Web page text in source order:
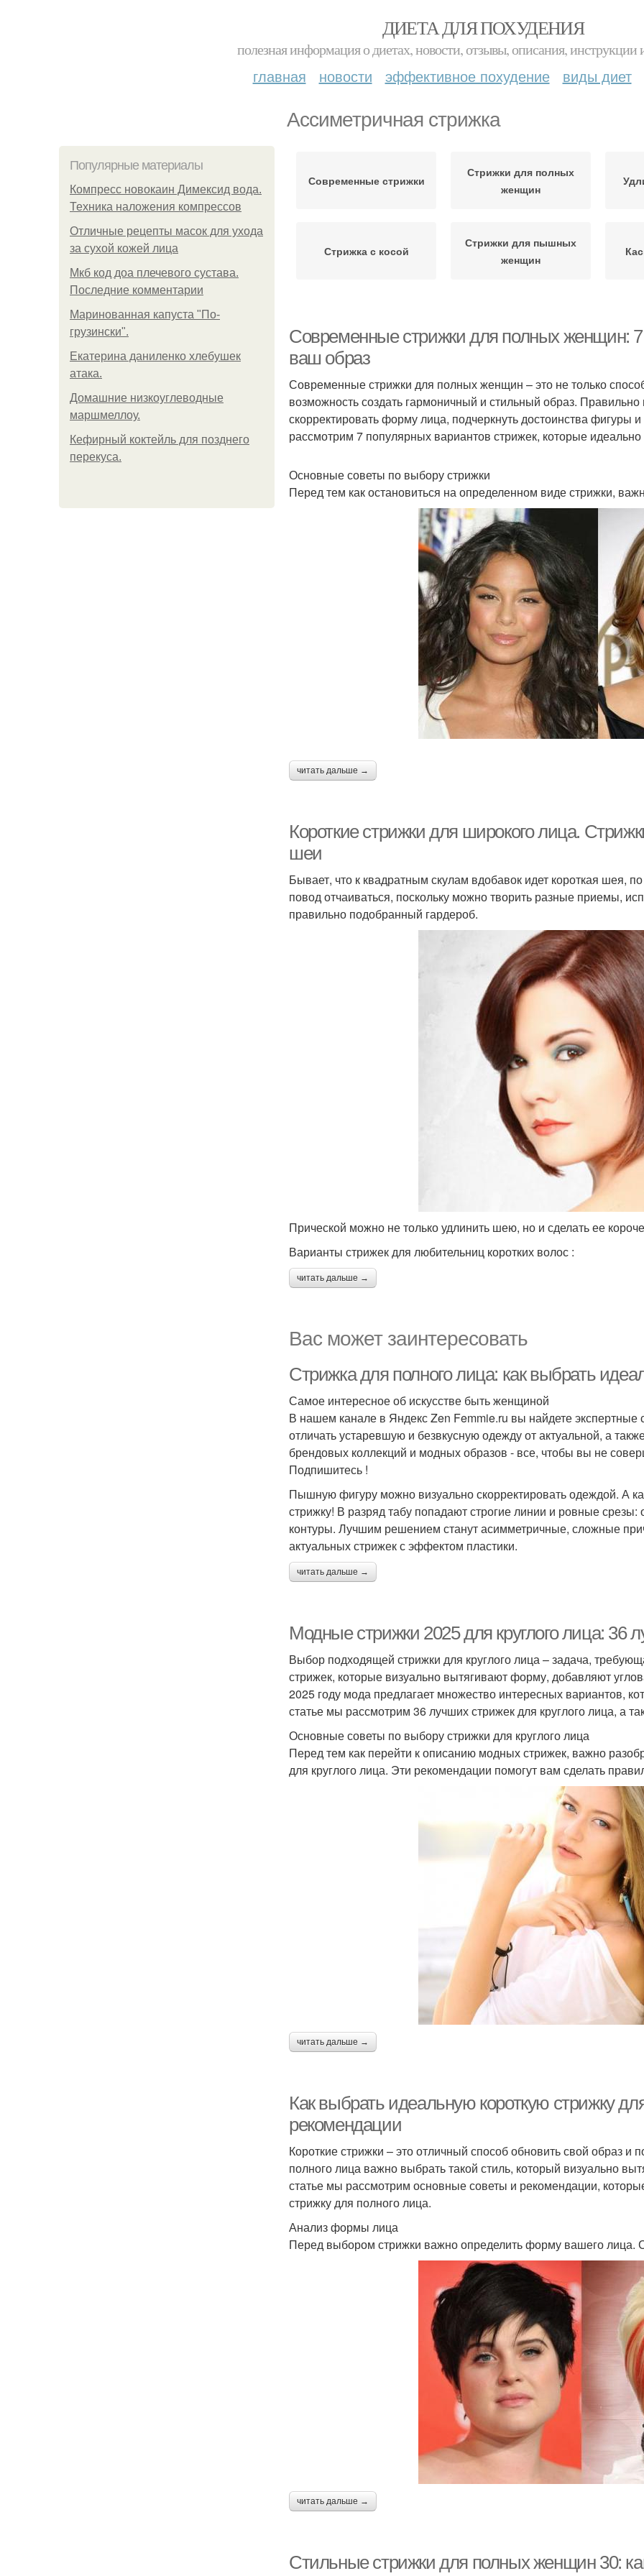
ДИЕТА ДЛЯ ПОХУДЕНИЯ
полезная информация о диетах, новости, отзывы, описания, инструкции
главная новости эффективное похудение виды диет
Ассиметричная стрижка
Популярные материалы
Компресс новокаин Димексид вода.
Техника наложения компрессов
Отличные рецепты масок для ухода
за сухой кожей лица
Мкб код доа плечевого сустава.
Последние комментарии
Маринованная капуста "По-
грузински".
Екатерина даниленко хлебушек
атака.
Домашние низкоуглеводные
маршмеллоу.
Кефирный коктейль для позднего
перекуса.
Современные стрижки
Стрижки для полных
женщин
Стрижка с косой
Стрижки для пышных
женщин
Стрижки для широкого
лица
Стрижки для полного
лица
квадратного лица
Современные стрижки для полных женщин: 7
ваш образ
Современные стрижки для полных женщин – это не только
возможность создать гармоничный и стильный образ.
скорректировать форму лица, подчеркнуть достоинства фигуры
рассмотрим 7 популярных вариантов стрижек, которые
Основные советы по выбору стрижки
Перед тем как остановиться на определенном виде стрижки,
читать дальше →
Короткие стрижки для широкого лица.
шеи
Бывает, что к квадратным скулам вдобавок идет короткая шея,
повод отчаиваться, поскольку можно творить разные приемы,
правильно подобранный гардероб.
Прической можно не только удлинить шею, но и сделать ее
Варианты стрижек для любительниц коротких волос :
читать дальше →
Вас может заинтересовать
Стрижка для полного лица: как выбрать
Самое интересное об искусстве быть женщиной
В нашем канале в Яндекс Zen Femmie.ru вы найдете экспертные
отличать устаревшую и безвкусную одежду от актуальной, а
брендовых коллекций и модных образов - все, чтобы вы не
Подпишитесь !
Пышную фигуру можно визуально скорректировать одеждой. А
стрижку! В разряд табу попадают строгие линии и ровные
контуры. Лучшим решением станут асимметричные, сложные
актуальных стрижек с эффектом пластики.
читать дальше →
Модные стрижки 2025 для круглого лица: 36
Выбор подходящей стрижки для круглого лица – задача,
стрижек, которые визуально вытягивают форму, добавляют
2025 году мода предлагает множество интересных вариантов,
статье мы рассмотрим 36 лучших стрижек для круглого лица, а
Основные советы по выбору стрижки для круглого лица
Перед тем как перейти к описанию модных стрижек, важно
для круглого лица. Эти рекомендации помогут вам сделать
читать дальше →
Как выбрать идеальную короткую стрижку
рекомендации
Короткие стрижки – это отличный способ обновить свой образ и
полного лица важно выбрать такой стиль, который визуально
статье мы рассмотрим основные советы и рекомендации,
стрижку для полного лица.
Анализ формы лица
Перед выбором стрижки важно определить форму вашего лица.
читать дальше →
Стильные стрижки для полных женщин 30: